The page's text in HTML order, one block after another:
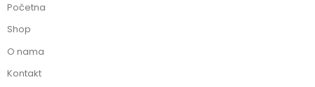
Početna
Shop
O nama
Kontakt